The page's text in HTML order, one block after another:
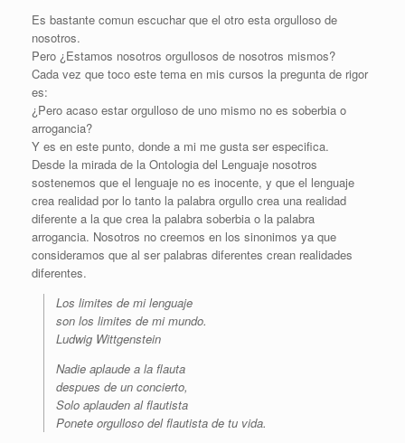
Es bastante comun escuchar que el otro esta orgulloso de
nosotros.
Pero ¿Estamos nosotros orgullosos de nosotros mismos?
Cada vez que toco este tema en mis cursos la pregunta de rigor
es:
¿Pero acaso estar orgulloso de uno mismo no es soberbia o
arrogancia?
Y es en este punto, donde a mi me gusta ser especifica.
Desde la mirada de la Ontologia del Lenguaje nosotros
sostenemos que el lenguaje no es inocente, y que el lenguaje
crea realidad por lo tanto la palabra orgullo crea una realidad
diferente a la que crea la palabra soberbia o la palabra
arrogancia. Nosotros no creemos en los sinonimos ya que
consideramos que al ser palabras diferentes crean realidades
diferentes.
Los limites de mi lenguaje
son los limites de mi mundo.
Ludwig Wittgenstein
Nadie aplaude a la flauta
despues de un concierto,
Solo aplauden al flautista
Ponete orgulloso del flautista de tu vida.